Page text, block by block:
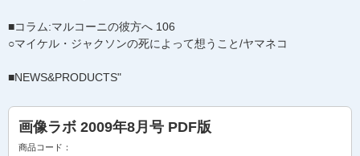
■コラム:マルコーニの彼方へ 106
○マイケル・ジャクソンの死によって想うこと/ヤマネコ
■NEWS&PRODUCTS"
画像ラボ 2009年8月号 PDF版
商品コード：